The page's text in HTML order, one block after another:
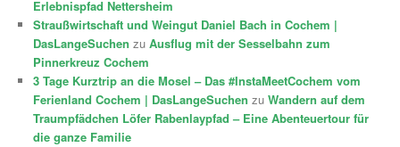
Erlebnispfad Nettersheim
Straußwirtschaft und Weingut Daniel Bach in Cochem |
DasLangeSuchen zuAusflug mit der Sesselbahn zum
Pinnerkreuz Cochem
3 Tage Kurztrip an die Mosel – Das #InstaMeetCochem vom
Ferienland Cochem | DasLangeSuchen zuWandern auf dem
Traumpfädchen Löfer Rabenlaypfad – Eine Abenteuertour für
die ganze Familie